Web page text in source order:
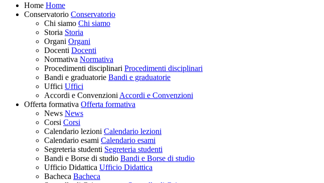
Home Home
Conservatorio Conservatorio
Chi siamo Chi siamo
Storia Storia
Organi Organi
Docenti Docenti
Normativa Normativa
Procedimenti disciplinari Procedimenti disciplinari
Bandi e graduatorie Bandi e graduatorie
Uffici Uffici
Accordi e Convenzioni Accordi e Convenzioni
Offerta formativa Offerta formativa
News News
Corsi Corsi
Calendario lezioni Calendario lezioni
Calendario esami Calendario esami
Segreteria studenti Segreteria studenti
Bandi e Borse di studio Bandi e Borse di studio
Ufficio Didattica Ufficio Didattica
Bacheca Bacheca